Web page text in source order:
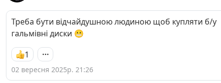
Треба бути відчайдушною людиною щоб купляти б/у
гальмівні диски 😬
1
02 вересня 2025р. 21:26